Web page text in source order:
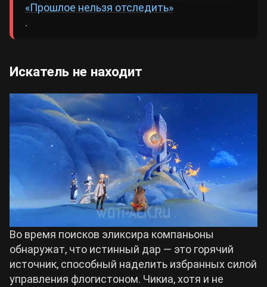
«Прошлое нельзя отследить»
.
Искатель не находит
Во время поисков эликсира компаньоны
обнаружат, что истинный дар — это горячий
источник, способный наделить избранных силой
управления флогистоном. Чикиа, хотя и не